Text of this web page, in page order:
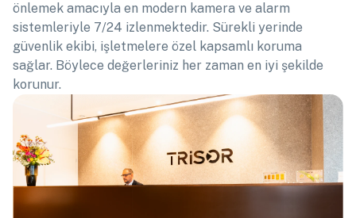
önlemek amacıyla en modern kamera ve alarm
sistemleriyle 7/24 izlenmektedir. Sürekli yerinde
güvenlik ekibi, işletmelere özel kapsamlı koruma
sağlar. Böylece değerleriniz her zaman en iyi şekilde
korunur.